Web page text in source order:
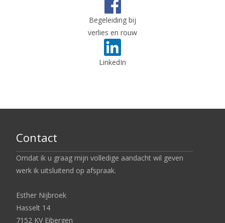
Begeleiding bij
verlies en rouw
LinkedIn
Contact
Omdat ik u graag mijn volledige aandacht wil geven
werk ik uitsluitend op afspraak.
Esther Nijbroek
Hasselt 14
7152 KV Eibergen